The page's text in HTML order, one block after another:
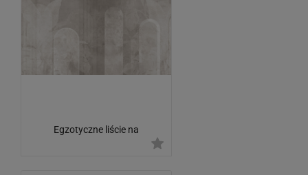
Egzotyczne liście na